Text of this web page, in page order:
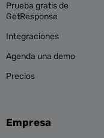
Prueba gratis de
GetResponse
Integraciones
Agenda una demo
Precios
Empresa